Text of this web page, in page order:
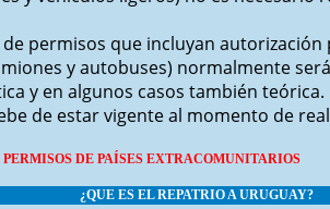
de permisos que incluyan
y autobuses) normalmente
y en algunos casos también teórica.
de estar vigente al momento de
DE PAÍSES EXTRACOMUNITARIOS
¿QUE ES EL REPATRIOA URUGUAY?